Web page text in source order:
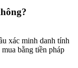
xác minh danh tính
bằng tiền pháp